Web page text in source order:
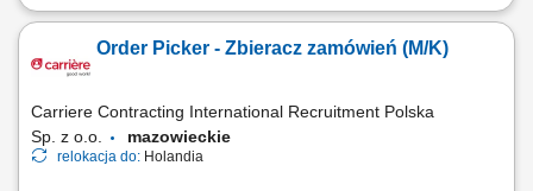
Twoje zadania: Przygotowanie do pracy Spawanie rur i blach
Spawanie zgodnie z dokumentacją techniczną Kontrola jakości
elementów spawanych Próbka spawalnicza: W dniu 01.09.2026
Order Picker - Zbieracz zamówień (M/K)
Carriere Contracting International Recruitment Polska
Sp. z o.o.
mazowieckie
relokacja do: Holandia